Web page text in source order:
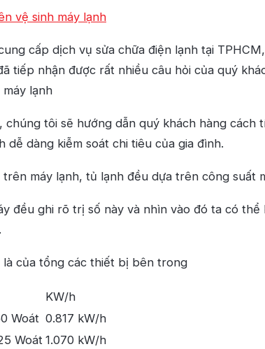
vệ sinh máy lạnh
cấp dịch vụ sửa chữa điện lạnh tại
tiếp nhận được rất nhiều câu hỏi của quý
lạnh
chúng tôi sẽ hướng dẫn quý khách hàng cách
dễ dàng kiễm soát chi tiêu của gia đình.
máy lạnh, tủ lạnh đều dựa trên công suất
đều ghi rõ trị số này và nhìn vào đó ta có
là của tổng các thiết bị bên trong
KW/h
Woát 0.817 kW/h
Woát1.070 kW/h